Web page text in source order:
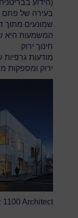
(הידוע
בעירה של פחם
שמונעים מתוך
המשמעות היא
חינוך ירוק
מודעות גרפיות
ירוק ומספקות
1100 Architect